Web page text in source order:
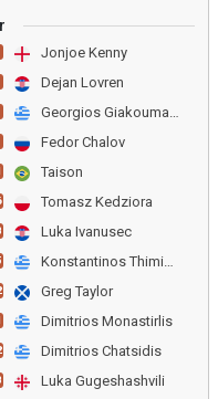
Jonjoe Kenny
Dejan Lovren
Georgios Giakoumakis
Fedor Chalov
Taison
Tomasz Kedziora
Luka Ivanusec
Konstantinos Thimianis
Greg Taylor
Dimitrios Monastirlis
Dimitrios Chatsidis
Luka Gugeshashvili